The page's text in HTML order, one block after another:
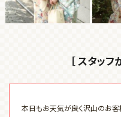
［ スタッフ
本日もお天気が良く沢山のお客